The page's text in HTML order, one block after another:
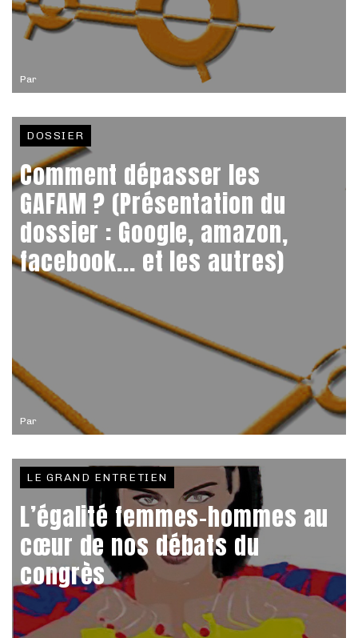
Par
Par
DOSSIER
Comment dépasser les
GAFAM ? (Présentation du
dossier : Google, amazon,
facebook... et les autres)
LE GRAND ENTRETIEN
L’égalité femmes-hommes au
cœur de nos débats du
congrès